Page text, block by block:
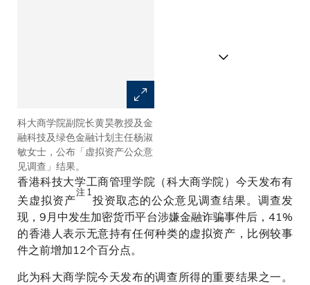
科大商学院副院长黄昊教授及金
融科技及绿色金融计划主任杨淑
敏女士，公布「虚拟资产公众意
见调查」结果。
领域的风险及潜力。
香港科技大学工商管理学院（科大商学院）今天发布有
关虚拟资产
注1
投资取态的公众意见调查结果。调查发
现，9月中发生加密货币平台涉嫌金融诈骗事件后，41%
的香港人表示无意持有任何种类的虚拟资产，比例较事
件之前增加12个百分点。
此为科大商学院今天发布的调查所得的重要结果之一。